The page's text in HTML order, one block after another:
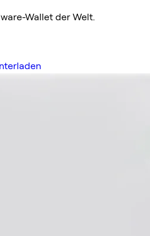
Wallet der Welt.